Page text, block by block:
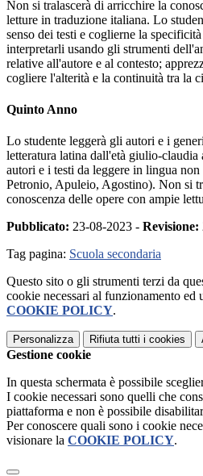
Non si tralascerà di arricchire la
letture in traduzione italiana. Lo
senso dei testi e coglierne la
interpretarli usando gli strumenti
relative all'autore e al contesto;
cogliere l'alterità e la continuità tra la
Quinto Anno
Lo studente leggerà gli autori e i
letteratura latina dall'età giulio-
autori e i testi da leggere in lingua
Petronio, Apuleio, Agostino). Non si
conoscenza delle opere con ampie
Pubblicato: 23-08-2023 - Revisione:
Tag pagina: Scuola secondaria
Questo sito o gli strumenti terzi da
cookie necessari al funzionamento
COOKIE POLICY.
Personalizza Rifiuta tutti i cookies
Gestione cookie
In questa schermata è possibile
I cookie necessari sono quelli che
piattaforma e non è possibile
Per conoscere quali sono i cookie
visionare la COOKIE POLICY.